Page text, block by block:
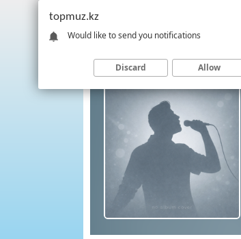
topmuz.kz
Would like to send you notifications
Discard Allow